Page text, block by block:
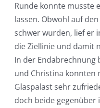
Runde konnte musste
lassen. Obwohl auf
schwer wurden, lief er
die Ziellinie und damit
In der Endabrechnung
und Christina
Glaspalast sehr
doch beide